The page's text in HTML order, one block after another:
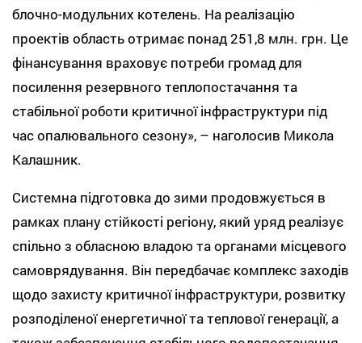
блочно-модульних котелень. На реалізацію
проектів область отримає понад 251,8 млн. грн. Це
фінансування враховує потреби громад для
посилення резервного теплопостачання та
стабільної роботи критичної інфраструктури під
час опалювального сезону», – наголосив Микола
Калашник.
Системна підготовка до зими продовжується в
рамках плану стійкості регіону, який уряд реалізує
спільно з обласною владою та органами місцевого
самоврядування. Він передбачає комплекс заходів
щодо захисту критичної інфраструктури, розвитку
розподіленої енергетичної та теплової генерації, а